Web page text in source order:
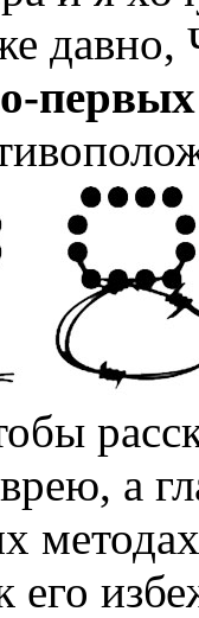
первых
а
его